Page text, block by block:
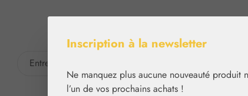
Inscription à la newsletter
Ne manquez plus aucune nouveauté
l’un de vos prochains achats !